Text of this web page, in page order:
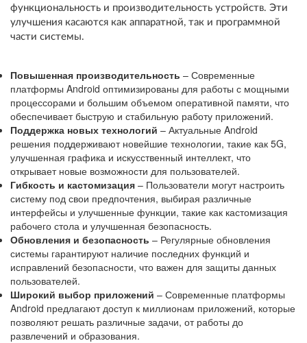
функциональность и производительность устройств. Эти
улучшения касаются как аппаратной, так и программной
части системы.
Повышенная производительность – Современные
платформы Android оптимизированы для работы с мощными
процессорами и большим объемом оперативной памяти, что
обеспечивает быструю и стабильную работу приложений.
Поддержка новых технологий – Актуальные Android
решения поддерживают новейшие технологии, такие как 5G,
улучшенная графика и искусственный интеллект, что
открывает новые возможности для пользователей.
Гибкость и кастомизация – Пользователи могут настроить
систему под свои предпочтения, выбирая различные
интерфейсы и улучшенные функции, такие как кастомизация
рабочего стола и улучшенная безопасность.
Обновления и безопасность – Регулярные обновления
системы гарантируют наличие последних функций и
исправлений безопасности, что важен для защиты данных
пользователей.
Широкий выбор приложений – Современные платформы
Android предлагают доступ к миллионам приложений, которые
позволяют решать различные задачи, от работы до
развлечений и образования.